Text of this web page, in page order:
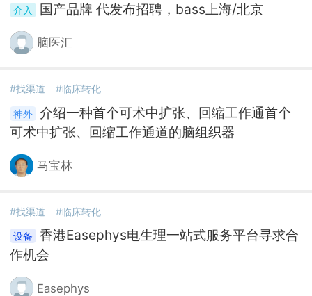
国产品牌 代发布招聘，bass上海/北京
脑医汇
#找渠道 #临床转化
介绍一种首个可术中扩张、回缩工作通首个
可术中扩张、回缩工作通道的脑组织器
马宝林
#找渠道 #临床转化
香港Easephys电生理一站式服务平台寻求合
作机会
Easephys